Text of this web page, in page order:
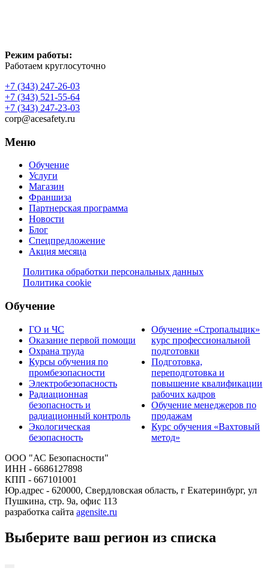
Режим работы:
Работаем круглосуточно
+7 (343) 247-26-03
+7 (343) 521-55-64
+7 (343) 247-23-03
corp@acesafety.ru
Меню
Обучение
Услуги
Магазин
Франшиза
Партнерская программа
Новости
Блог
Спецпредложение
Акция месяца
Политика обработки персональных данных
Политика cookie
Обучение
ГО и ЧС
Оказание первой помощи
Охрана труда
Курсы обучения по
промбезопасности
Электробезопасность
Радиационная
безопасность и
радиационный контроль
Экологическая
безопасность
Обучение «Стропальщик»
курс профессиональной
подготовки
Подготовка,
переподготовка и
повышение квалификации
рабочих кадров
Обучение менеджеров по
продажам
Курс обучения «Вахтовый
метод»
ООО "АС Безопасности"
ИНН - 6686127898
КПП - 667101001
Юр.адрес - 620000, Свердловская область, г Екатеринбург, ул
Пушкина, стр. 9а, офис 113
разработка сайта agensite.ru
Выберите ваш регион из списка